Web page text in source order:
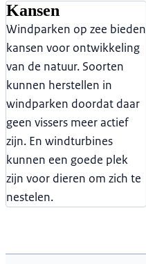
Kansen
Windparken op zee bieden
kansen voor ontwikkeling
van de natuur. Soorten
kunnen herstellen in
windparken doordat daar
geen vissers meer actief
zijn. En windturbines
kunnen een goede plek
zijn voor dieren om zich te
nestelen.